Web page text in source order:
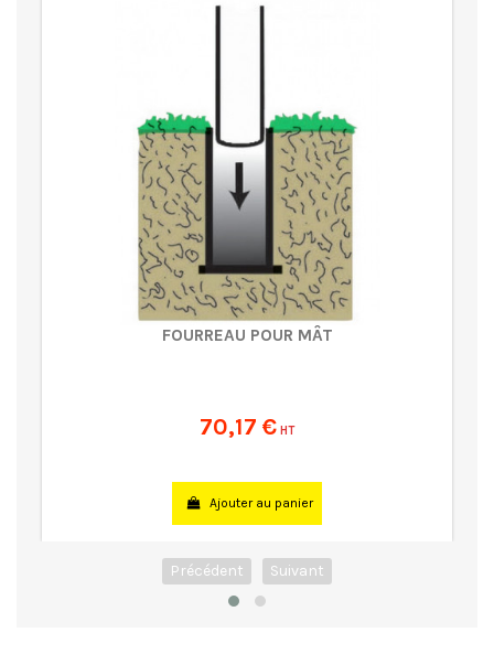
FOURREAU POUR MÂT
70,17 € HT
Ajouter au panier
Précédent Suivant